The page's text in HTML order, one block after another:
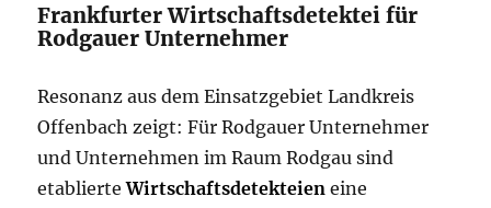
Frankfurter Wirtschaftsdetektei für
Rodgauer Unternehmer
Resonanz aus dem Einsatzgebiet Landkreis
Offenbach zeigt: Für Rodgauer Unternehmer
und Unternehmen im Raum Rodgau sind
etablierteWirtschaftsdetekteien eine